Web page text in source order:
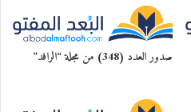
من مدينة
عددًا منصدور العدد (348) من مجلة “الرافد”